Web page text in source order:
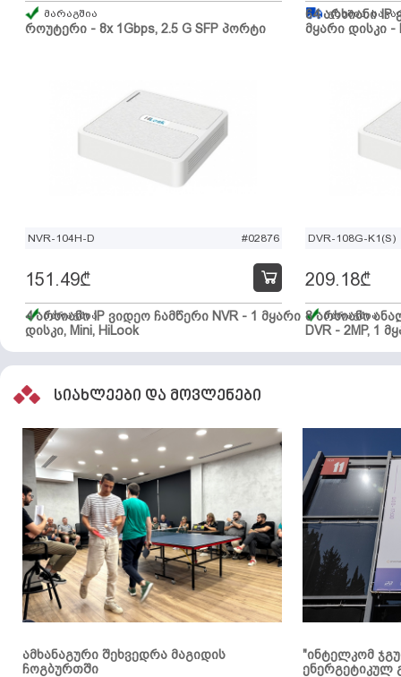
როუტერი - 8x 1Gbps, 2.5 G SFP პორტი
მარაგშია
64 არხიანი IP
მყარი დისკი -
გზაშია,
NVR-104H-D #02876
4 არხიანი IP ვიდეო ჩამწერი NVR - 1 მყარი
დისკი, Mini, HiLook
151.49₾
მარაგშია
DVR-108G-K1(S)
8 არხიანი
DVR - 2MP, 1
209.18₾
მარაგშია
სიახლეები და მოვლენები
ამხანაგური შეხვედრა მაგიდის
ჩოგბურთში
"ინტელკომ
ენერგეტიკულ